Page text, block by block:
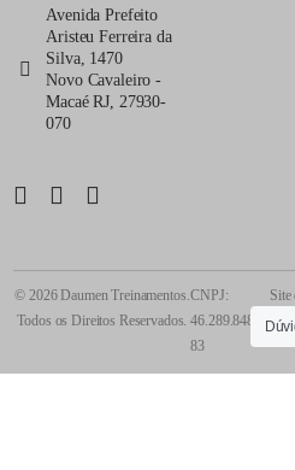
Avenida Prefeito
Aristeu Ferreira da
Silva, 1470
Novo Cavaleiro -
Macaé RJ, 27930-
070
© 2026 Daumen Treinamentos.
Todos os Direitos Reservados.
CNPJ:
46.289.848/0001-
83